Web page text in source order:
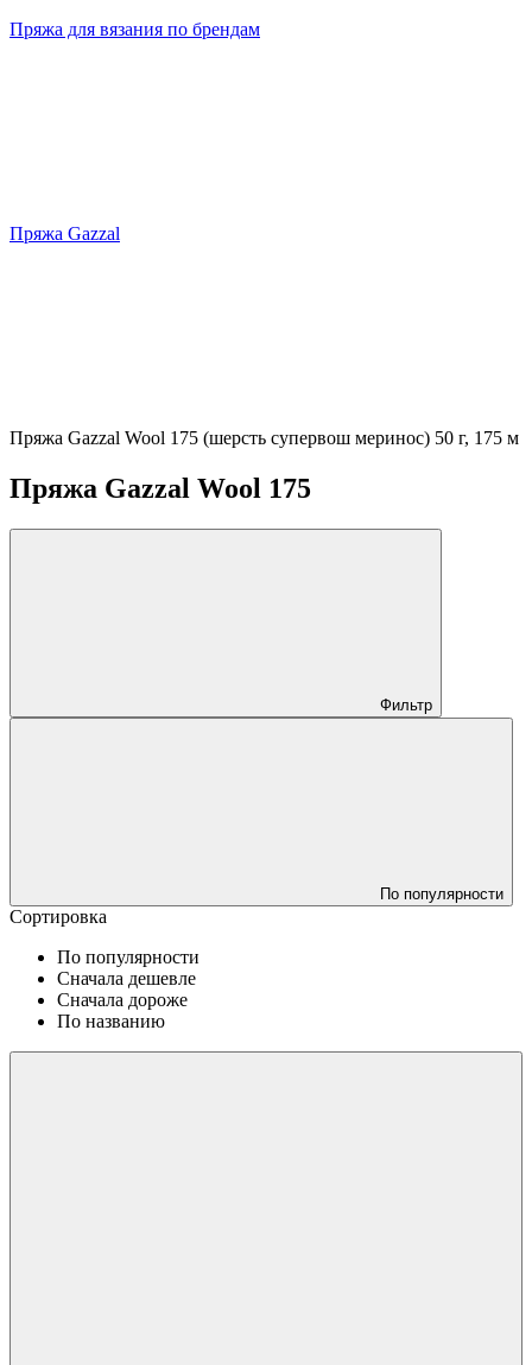
Пряжа для вязания по брендам
Пряжа Gazzal
Пряжа Gazzal Wool 175 (шерсть супервош меринос) 50 г, 175 м
Пряжа Gazzal Wool 175
Фильтр
По популярности
Сортировка
По популярности
Сначала дешевле
Сначала дороже
По названию